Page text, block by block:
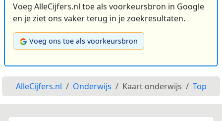
Voeg AlleCijfers.nl toe als voorkeursbron in Google
en je ziet ons vaker terug in je zoekresultaten.
Voeg ons toe als voorkeursbron
AlleCijfers.nl Onderwijs Kaart onderwijs Top